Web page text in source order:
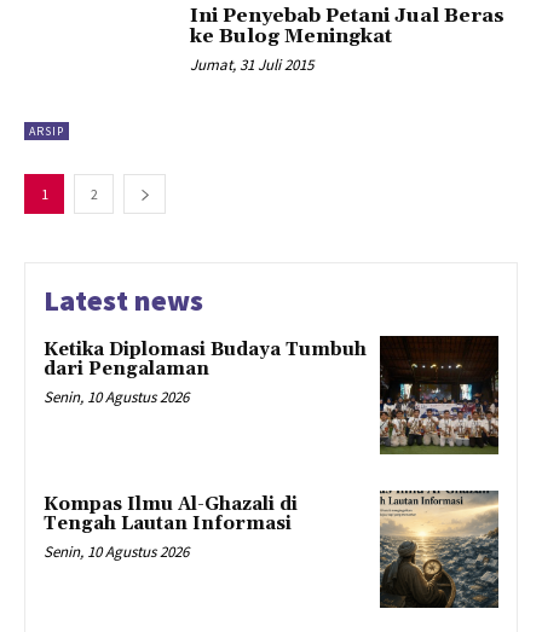
ARSIP
Ini Penyebab Petani Jual Beras
ke Bulog Meningkat
Jumat, 31 Juli 2015
1 2
Latest news
Ketika Diplomasi Budaya Tumbuh
dari Pengalaman
Senin, 10 Agustus 2026
Kompas Ilmu Al-Ghazali di
Tengah Lautan Informasi
Senin, 10 Agustus 2026